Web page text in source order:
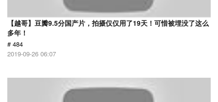
【越哥】豆瓣9.5分国产片，拍摄仅仅用了19天！可惜被埋没了这么
多年！
# 484
2019-09-26 06:07